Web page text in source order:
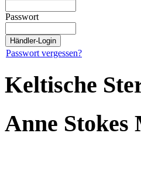
Passwort
Passwort vergessen?
Keltische
Anne Stokes